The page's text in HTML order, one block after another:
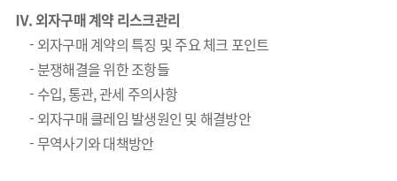
Ⅳ. 외자구매 계약 리스크관리
- 외자구매 계약의 특징 및 주요 체크 포인트
- 분쟁해결을 위한 조항들
- 수입, 통관, 관세 주의사항
- 외자구매 클레임 발생원인 및 해결방안
- 무역사기와 대책방안